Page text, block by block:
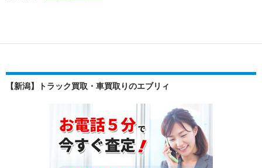
タ
ヴ
ッ
ツ
（DBA-
【新潟】トラック買取・車買取りのエブリィ